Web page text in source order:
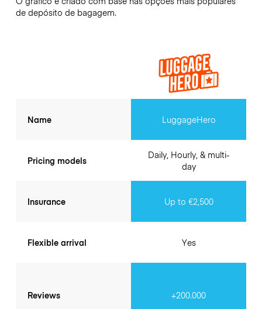
de depósito de bagagem.
Name
Pricing models
Insurance
Flexible arrival
Reviews
LuggageHero
Daily, Hourly, & multi-
day
Up to €2,500
Yes
+200.000